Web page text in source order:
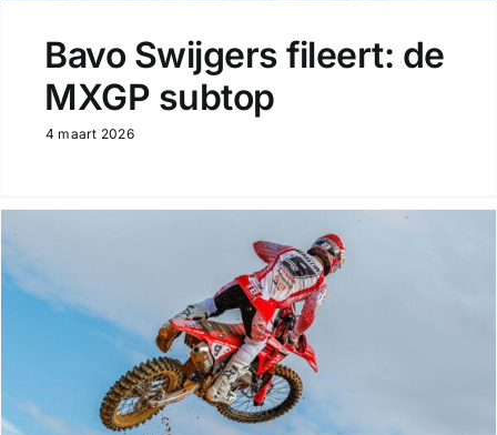
Bavo Swijgers fileert: de
MXGP subtop
4 maart 2026